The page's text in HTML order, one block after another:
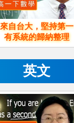
來自台大，堅持第一
有系統的歸納整理
英文